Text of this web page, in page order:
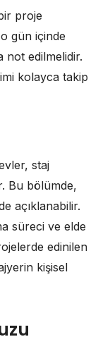
proje
gün içinde
not edilmelidir.
kolayca takip
staj
Bu bölümde,
açıklanabilir.
süreci ve elde
edinilen
kişisel